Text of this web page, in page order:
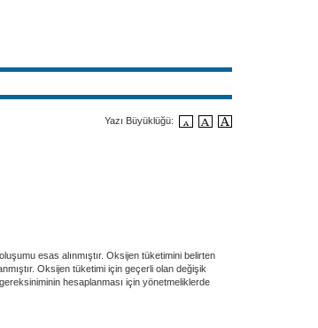
Yazı Büyüklüğü:
esas alınmıştır. Oksijen tüketimini belirten
Oksijen tüketimi için geçerli olan değişik
hesaplanması için yönetmeliklerde